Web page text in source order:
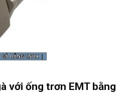
với ống trơn EMT bằng